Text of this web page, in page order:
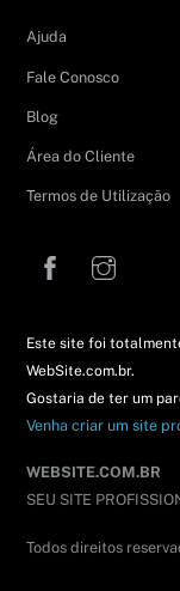
Ajuda
Fale Conosco
Blog
Área do Cliente
Termos de Utilização
Este site foi
WebSite.com.br.
Gostaria de ter um
Venha criar um site
WEBSITE.COM.BR
SEU SITE
Todos direitos